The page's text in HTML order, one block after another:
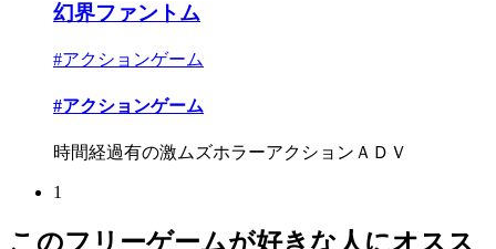
幻界ファントム
#アクションゲーム
#アクションゲーム
時間経過有の激ムズホラーアクションＡＤＶ
1
このフリーゲームが好きな人にオスス